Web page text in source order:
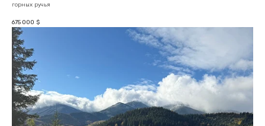
горных ручья
675 000 $